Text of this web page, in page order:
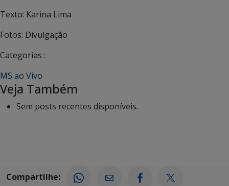
Texto: Karina Lima
Fotos: Divulgação
Categorias :
MS ao Vivo
Veja Também
Sem posts recentes disponíveis.
Compartilhe: